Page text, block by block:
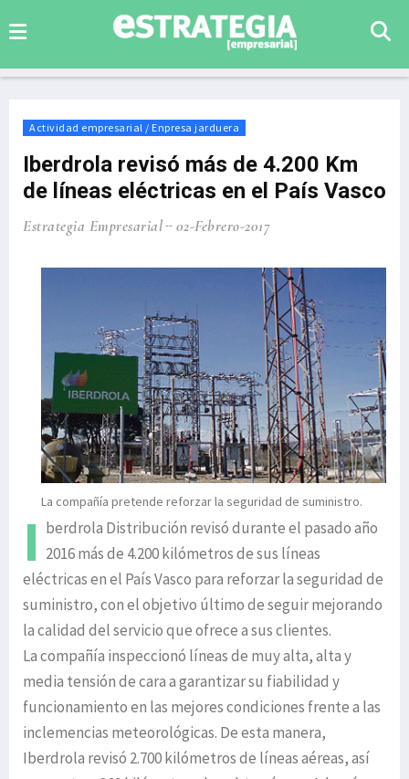
Actividad empresarial / Enpresa jarduera
Iberdrola revisó más de 4.200 Km
de líneas eléctricas en el País Vasco
Estrategia Empresarial 02-Febrero-2017
La compañía pretende reforzar la seguridad de suministro.
I berdrola Distribución revisó durante el pasado año
2016 más de 4.200 kilómetros de sus líneas
eléctricas en el País Vasco para reforzar la seguridad de
suministro, con el objetivo último de seguir mejorando
la calidad del servicio que ofrece a sus clientes.
La compañía inspeccionó líneas de muy alta, alta y
media tensión de cara a garantizar su fiabilidad y
funcionamiento en las mejores condiciones frente a las
inclemencias meteorológicas. De esta manera,
Iberdrola revisó 2.700 kilómetros de líneas aéreas, así